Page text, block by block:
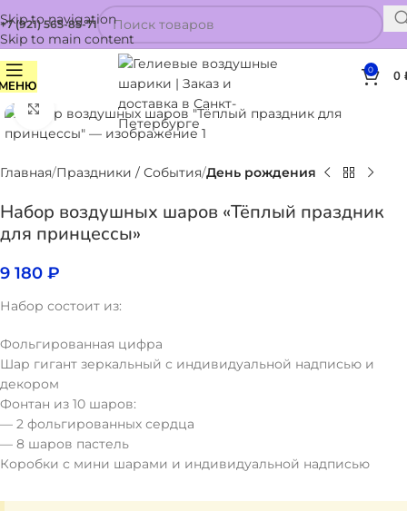
Skip to navigation
Skip to main content
+7 (921) 565-85-71
0 0
Нажмите, чтобы увеличить
Главная Праздники / События День рождения
Набор воздушных шаров «Тёплый праздник
для принцессы»
9 180 ₽
Набор состоит из:
Фольгированная цифра
Шар гигант зеркальный с индивидуальной надписью и
декором
Фонтан из 10 шаров:
— 2 фольгированных сердца
— 8 шаров пастель
Коробки с мини шарами и индивидуальной надписью